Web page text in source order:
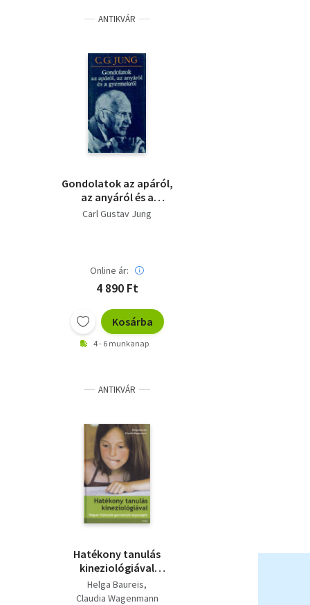
ANTIKVÁR
Gondolatok az apáról,
az anyáról és a
gyermekről
Carl Gustav Jung
Online ár:
4 890 Ft
Kosárba
4 - 6 munkanap
ANTIKVÁR
Hatékony tanulás
kineziológiával
(Hogyan fejlesszük
gyermekünk
Helga Baureis
Claudia Wagenmann